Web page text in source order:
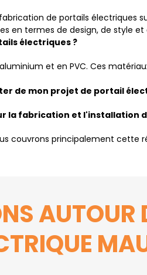
de portails
en termes de design, de style
électriques ?
et en PVC. Ces
de mon projet de portail
la fabrication et l'installation
couvrons principalement
AUTOUR